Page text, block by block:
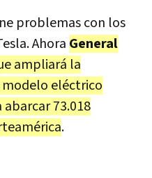
problemas con los
Ahora General
ampliará la
modelo eléctrico
abarcar 73.018
.